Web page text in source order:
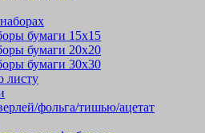
бумаги 15х15
бумаги 20х20
бумаги 30х30
листу
фольга/тишью/ацетат